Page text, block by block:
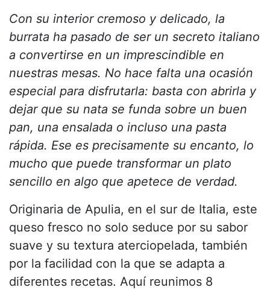
Con su interior cremoso y delicado, la
burrata ha pasado de ser un secreto italiano
a convertirse en un imprescindible en
nuestras mesas. No hace falta una ocasión
especial para disfrutarla: basta con abrirla y
dejar que su nata se funda sobre un buen
pan, una ensalada o incluso una pasta
rápida. Ese es precisamente su encanto, lo
mucho que puede transformar un plato
sencillo en algo que apetece de verdad.
Originaria de Apulia, en el sur de Italia, este
queso fresco no solo seduce por su sabor
suave y su textura aterciopelada, también
por la facilidad con la que se adapta a
diferentes recetas. Aquí reunimos 8